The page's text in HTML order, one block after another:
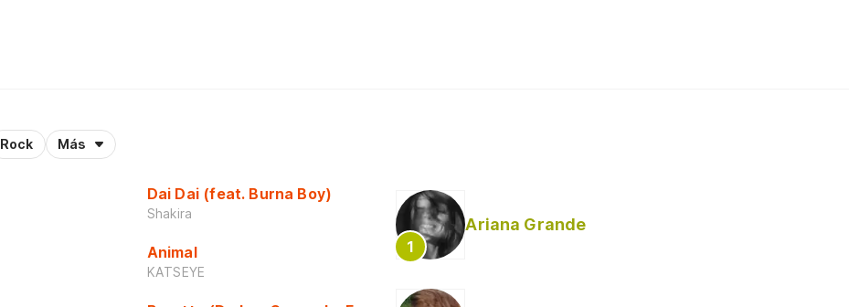
Rock Más
Dai Dai (feat. Burna Boy)
Shakira
Animal
KATSEYE
Ariana Grande